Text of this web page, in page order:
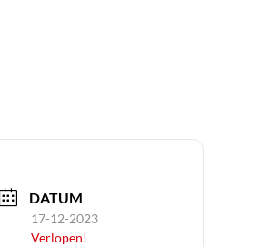
DATUM
17-12-2023
Verlopen!